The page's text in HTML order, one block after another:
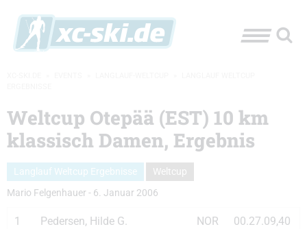
Weltcup Otepää (EST) 10 km
klassisch Damen, Ergebnis
Langlauf Weltcup Ergebnisse
Weltcup
Mario Felgenhauer - 6. Januar 2006
1 Pedersen, Hilde G. NOR 00.27.09,40